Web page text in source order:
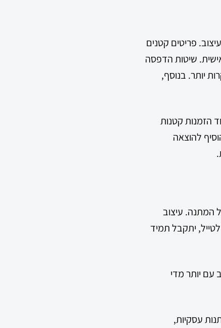
פריטים קטנים
אישית. שיטות הדפסה
יותר. בנוסף,
הזמנות קטנות
להוצאה
המתנה. עיצוב
יתקבל תמיד
עם יותר מדי
עסקיות,